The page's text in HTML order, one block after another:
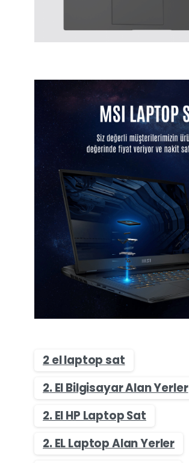
2 el laptop sat
2. El Bilgisayar Alan Yerler
2. El HP Laptop Sat
2. EL Laptop Alan Yerler